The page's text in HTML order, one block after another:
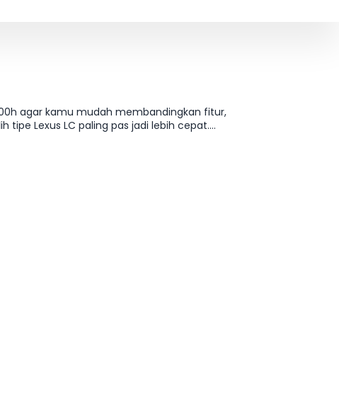
agar kamu mudah membandingkan fitur,
tipe Lexus LC paling pas jadi lebih cepat.